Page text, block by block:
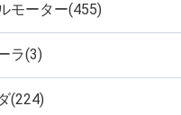
モーター(455)
ラ(3)
(224)